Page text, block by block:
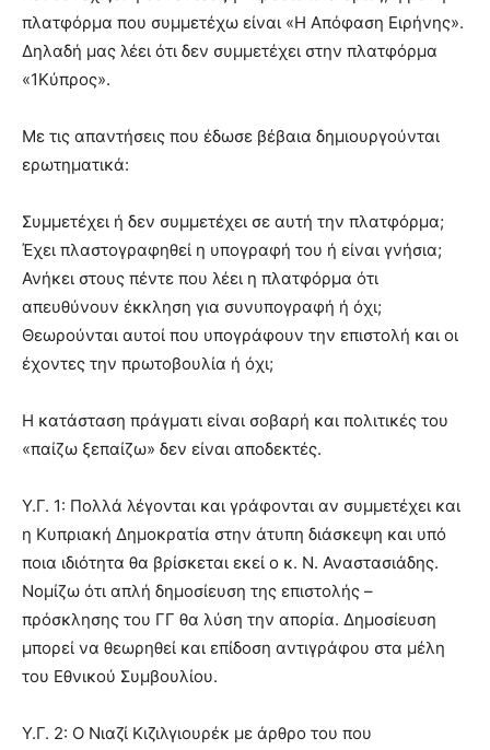
πλατφόρμα που συμμετέχω είναι «Η Απόφαση Ειρήνης».
Δηλαδή μας λέει ότι δεν συμμετέχει στην πλατφόρμα
«1Κύπρος».
Με τις απαντήσεις που έδωσε βέβαια δημιουργούνται
ερωτηματικά:
Συμμετέχει ή δεν συμμετέχει σε αυτή την πλατφόρμα;
Έχει πλαστογραφηθεί η υπογραφή του ή είναι γνήσια;
Ανήκει στους πέντε που λέει η πλατφόρμα ότι
απευθύνουν έκκληση για συνυπογραφή ή όχι;
Θεωρούνται αυτοί που υπογράφουν την επιστολή και οι
έχοντες την πρωτοβουλία ή όχι;
Η κατάσταση πράγματι είναι σοβαρή και πολιτικές του
«παίζω ξεπαίζω» δεν είναι αποδεκτές.
Υ.Γ. 1: Πολλά λέγονται και γράφονται αν συμμετέχει και
η Κυπριακή Δημοκρατία στην άτυπη διάσκεψη και υπό
ποια ιδιότητα θα βρίσκεται εκεί ο κ. Ν. Αναστασιάδης.
Νομίζω ότι απλή δημοσίευση της επιστολής –
πρόσκλησης του ΓΓ θα λύση την απορία. Δημοσίευση
μπορεί να θεωρηθεί και επίδοση αντιγράφου στα μέλη
του Εθνικού Συμβουλίου.
Υ.Γ. 2: Ο Νιαζί Κιζιλγιουρέκ με άρθρο του που